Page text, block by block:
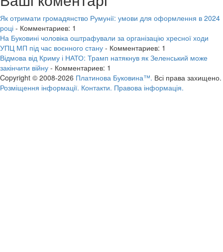
Як отримати громадянство Румунії: умови для оформлення в 2024
році - Комментариев: 1
На Буковині чоловіка оштрафували за організацію хресної ходи
УПЦ МП під час воєнного стану - Комментариев: 1
Відмова від Криму і НАТО: Трамп натякнув як Зеленський може
закінчити війну - Комментариев: 1
Copyright © 2008-2026 Платинова Буковина™. Всі права захищено.
Розміщення інформації. Контакти. Правова інформація.